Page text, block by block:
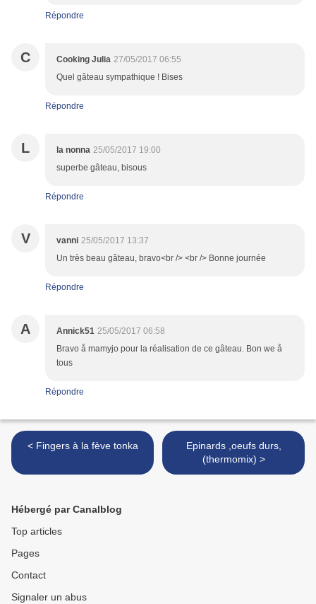
Répondre
C Cooking Julia 27/05/2017 06:55
Quel gâteau sympathique ! Bises
Répondre
L la nonna 25/05/2017 19:00
superbe gâteau, bisous
Répondre
V vanni 25/05/2017 13:37
Un très beau gâteau, bravo<br /> <br /> Bonne journée
Répondre
A Annick51 25/05/2017 06:58
Bravo å mamyjo pour la réalisation de ce gâteau. Bon we å
tous
Répondre
< Fingers à la fève tonka
Epinards ,oeufs durs,
(thermomix) >
Hébergé par Canalblog
Top articles
Pages
Contact
Signaler un abus